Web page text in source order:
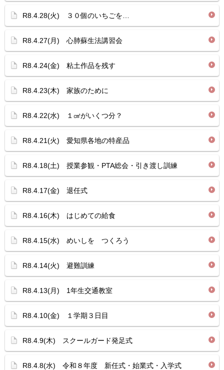
R8.4.28(火) ３０個のいちごを…
R8.4.27(月) 心肺蘇生法講習会
R8.4.24(金) 粘土作品を残す
R8.4.23(木) 家族のために
R8.4.22(水) １㎤がいくつ分？
R8.4.21(火) 愛知県各地の特産品
R8.4.18(土) 授業参観・PTA総会・引き渡し訓練
R8.4.17(金) 退任式
R8.4.16(木) はじめての給食
R8.4.15(水) めいしを つくろう
R8.4.14(火) 避難訓練
R8.4.13(月) 1年生交通教室
R8.4.10(金) １学期３日目
R8.4.9(木) スクールガード発足式
R8.4.8(水) 令和８年度 新任式・始業式・入学式